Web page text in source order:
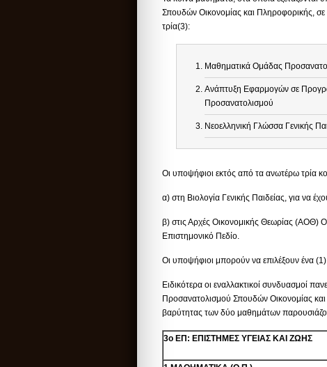
Σπουδών Οικονομίας και Πληροφορικής, σε
τρία(3):
Μαθηματικά Ομάδας
Ανάπτυξη Εφαρμογών σε
Προσανατολισμού
Νεοελληνική Γλώσσα Γενικής
Οι υποψήφιοι εκτός από τα ανωτέρω τρία
α) στη Βιολογία Γενικής Παιδείας, για να
β) στις Αρχές Οικονομικής Θεωρίας (ΑΟΘ)
Επιστημονικό Πεδίο.
Οι υποψήφιοι μπορούν να επιλέξουν ένα
Ειδικότερα οι εναλλακτικοί συνδυασμοί
Προσανατολισμού Σπουδών Οικονομίας και
βαρύτητας των δύο μαθημάτων
3ο ΕΠ: ΕΠΙΣΤΗΜΕΣ ΥΓΕΙΑΣ ΚΑΙ ΖΩΗΣ